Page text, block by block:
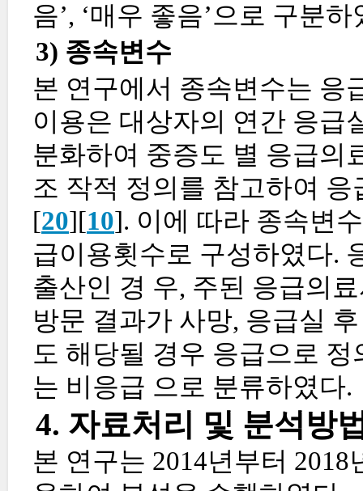
음’, ‘매우 좋음’으로 구분하
3) 종속변수
본 연구에서 종속변수는 응
이용은 대상자의 연간 응급
분화하여 중증도 별 응급의
조 작적 정의를 참고하여
[20][10]. 이에 따라 종속변
급이용횟수로 구성하였다.
출산인 경 우, 주된 응급의
방문 결과가 사망, 응급실
도 해당될 경우 응급으로
는 비응급 으로 분류하였다.
4. 자료처리 및 분석방
본 연구는 2014년부터